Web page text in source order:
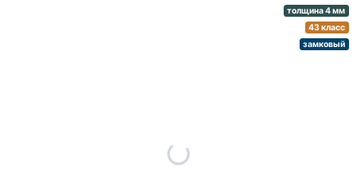
толщина 4 мм
43 класс
замковый